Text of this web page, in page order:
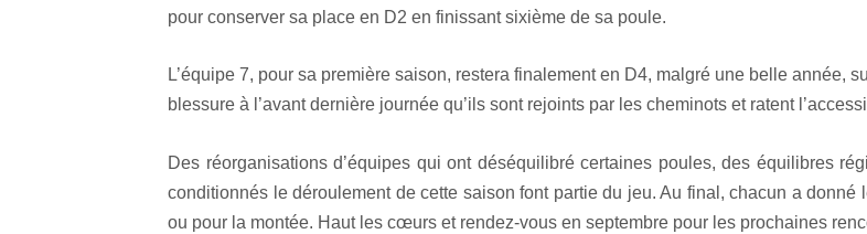
pour conserver sa place en D2 en finissant sixième de sa poule.
L’équipe 7, pour sa première saison, restera finalement en D4, malgré une belle année,
blessure à l’avant dernière journée qu’ils sont rejoints par les cheminots et ratent
Des réorganisations d’équipes qui ont déséquilibré certaines poules, des équilibres
conditionnés le déroulement de cette saison font partie du jeu. Au final, chacun a
ou pour la montée. Haut les cœurs et rendez-vous en septembre pour les prochaines